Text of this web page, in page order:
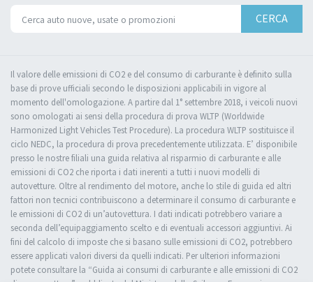
CERCA
Il valore delle emissioni di CO2 e del consumo di carburante è definito sulla
base di prove ufficiali secondo le disposizioni applicabili in vigore al
momento dell'omologazione. A partire dal 1° settembre 2018, i veicoli nuovi
sono omologati ai sensi della procedura di prova WLTP (Worldwide
Harmonized Light Vehicles Test Procedure). La procedura WLTP sostituisce il
ciclo NEDC, la procedura di prova precedentemente utilizzata. E’ disponibile
presso le nostre filiali una guida relativa al risparmio di carburante e alle
emissioni di CO2 che riporta i dati inerenti a tutti i nuovi modelli di
autovetture. Oltre al rendimento del motore, anche lo stile di guida ed altri
fattori non tecnici contribuiscono a determinare il consumo di carburante e
le emissioni di CO2 di un’autovettura. I dati indicati potrebbero variare a
seconda dell’equipaggiamento scelto e di eventuali accessori aggiuntivi. Ai
fini del calcolo di imposte che si basano sulle emissioni di CO2, potrebbero
essere applicati valori diversi da quelli indicati. Per ulteriori informazioni
potete consultare la “Guida ai consumi di carburante e alle emissioni di CO2